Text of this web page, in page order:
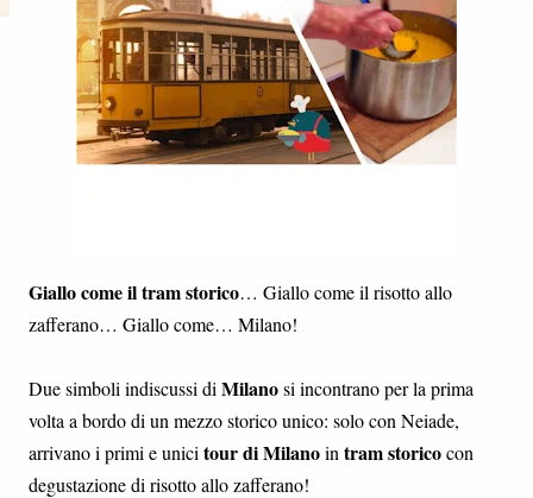
Giallo come il tram storico… Giallo come il risotto allo
zafferano… Giallo come… Milano!
Due simboli indiscussi di Milanosi incontrano per la prima
volta a bordo di un mezzo storico unico: solo con Neiade,
arrivano i primi e unici tour di Milanoin tram storicocon
degustazione di risotto allo zafferano!